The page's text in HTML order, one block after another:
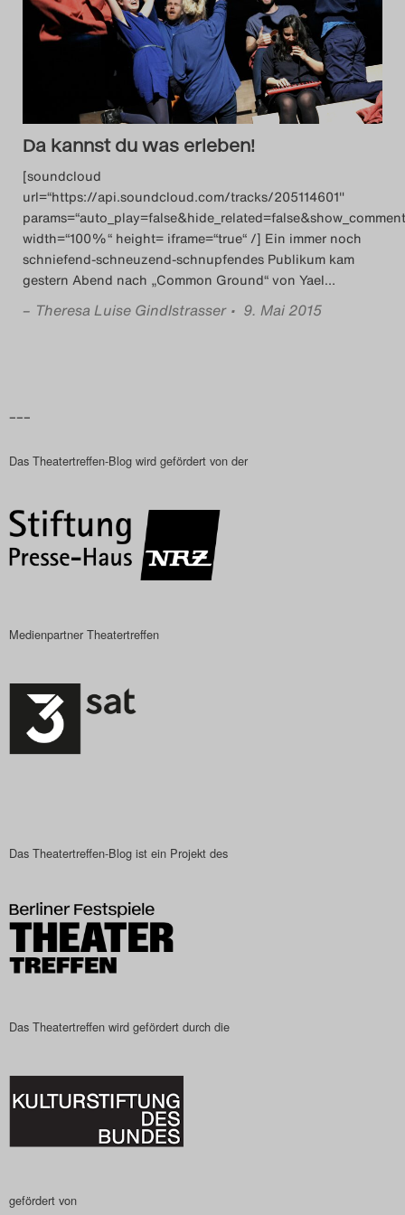
Das Theatertreffen-
Das Theatertreffen-
Das Theatertreffen-
Das Theatertreffen-
Das Theatertreffen-
Das Theatertreffen-
Das Theatertreffen-
Impressum
Da kannst du was erleben!
[soundcloud
url=“https://api.soundcloud.com/tracks/205114601″
width=“100%“ height= iframe=“true“ /] Ein immer noch
schniefend-schneuzend-schnupfendes Publikum kam
gestern Abend nach „Common Ground“ von Yael…
– Theresa Luise Gindlstrasser • 9. Mai 2015
–––
Das Theatertreffen-Blog wird gefördert von der
Medienpartner Theatertreffen
Das Theatertreffen-Blog ist ein Projekt des
Das Theatertreffen wird gefördert durch die
gefördert von